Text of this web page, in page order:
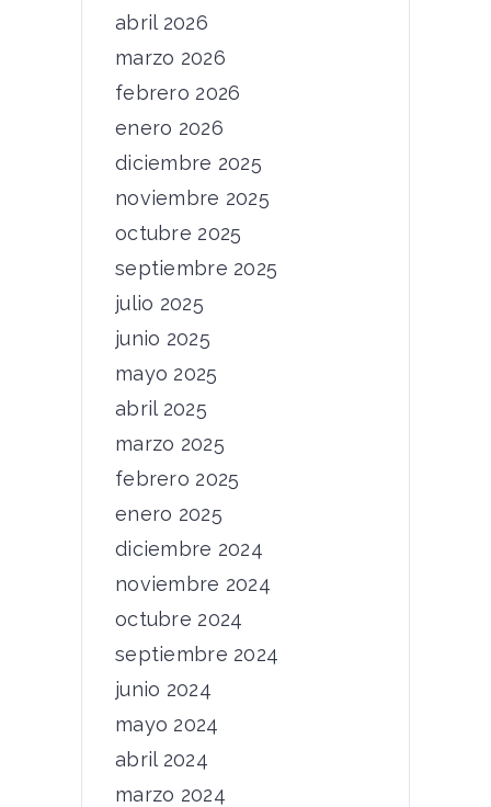
abril 2026
marzo 2026
febrero 2026
enero 2026
diciembre 2025
noviembre 2025
octubre 2025
septiembre 2025
julio 2025
junio 2025
mayo 2025
abril 2025
marzo 2025
febrero 2025
enero 2025
diciembre 2024
noviembre 2024
octubre 2024
septiembre 2024
junio 2024
mayo 2024
abril 2024
marzo 2024